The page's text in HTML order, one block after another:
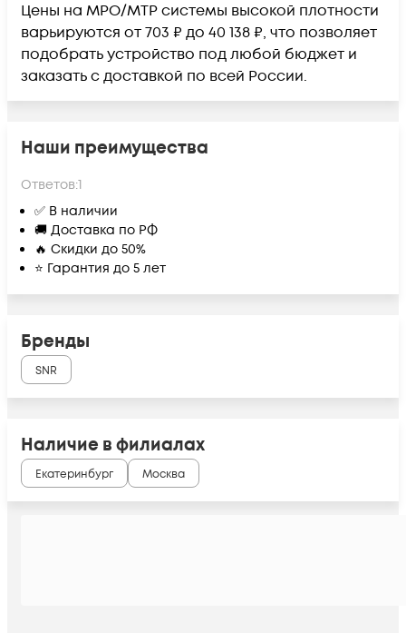
Цены на MPO/MTP системы высокой плотности
варьируются от 703 ₽ до 40 138 ₽, что позволяет
подобрать устройство под любой бюджет и
заказать с доставкой по всей России.
Наши преимущества
Ответов:1
✅ В наличии
🚚 Доставка по РФ
🔥 Скидки до 50%
⭐ Гарантия до 5 лет
Бренды
SNR
Наличие в филиалах
Екатеринбург Москва